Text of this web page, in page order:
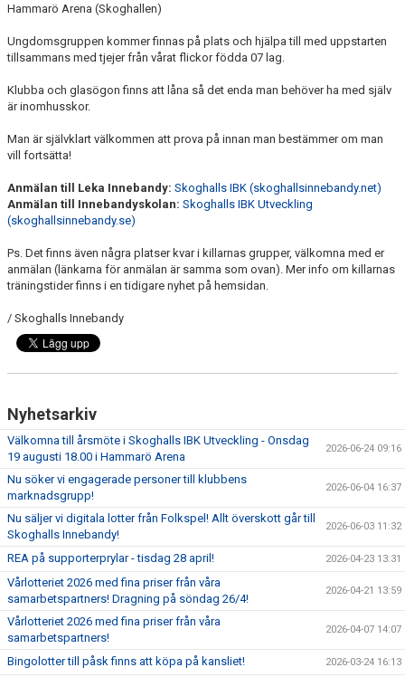
Hammarö Arena (Skoghallen)
Ungdomsgruppen kommer finnas på plats och hjälpa till med uppstarten
tillsammans med tjejer från vårat flickor födda 07 lag.
Klubba och glasögon finns att låna så det enda man behöver ha med själv
är inomhusskor.
Man är självklart välkommen att prova på innan man bestämmer om man
vill fortsätta!
Anmälan till Leka Innebandy: Skoghalls IBK (skoghallsinnebandy.net)
Anmälan till Innebandyskolan: Skoghalls IBK Utveckling
(skoghallsinnebandy.se)
Ps. Det finns även några platser kvar i killarnas grupper, välkomna med er
anmälan (länkarna för anmälan är samma som ovan). Mer info om killarnas
träningstider finns i en tidigare nyhet på hemsidan.
/ Skoghalls Innebandy
Nyhetsarkiv
Välkomna till årsmöte i Skoghalls IBK Utveckling - Onsdag
19 augusti 18.00 i Hammarö Arena
2026-06-24 09:16
Nu söker vi engagerade personer till klubbens
marknadsgrupp!
2026-06-04 16:37
Nu säljer vi digitala lotter från Folkspel! Allt överskott går till
Skoghalls Innebandy!
2026-06-03 11:32
REA på supporterprylar - tisdag 28 april! 2026-04-23 13:31
Vårlotteriet 2026 med fina priser från våra
samarbetspartners! Dragning på söndag 26/4!
2026-04-21 13:59
Vårlotteriet 2026 med fina priser från våra
samarbetspartners!
2026-04-07 14:07
Bingolotter till påsk finns att köpa på kansliet! 2026-03-24 16:13